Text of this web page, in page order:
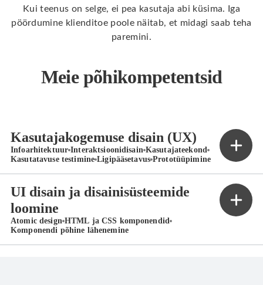
Kuiteenus on selge, ei pea kasutaja abi küsima.
Iga
pöördumine klienditoe poole näitab, et midagi saab teha
paremini.
Meie põhikompetentsid
Kasutajakogemuse disain (UX)
Infoarhitektuur Interaktsioonidisain Kasutajateekond
Kasutatavuse testimine Ligipääsetavus Prototüüpimine
UI disain ja disainisüsteemide
loomine
Atomic design HTML ja CSS komponendid
Komponendi põhine lähenemine